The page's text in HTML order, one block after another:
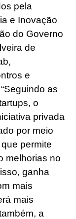
pela
e Inovação
do Governo
de
e
as
o
privada
por meio
permite
melhorias no
ganha
mais
mais
a